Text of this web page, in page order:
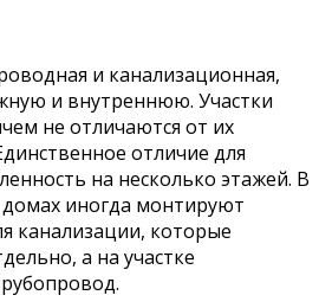
и канализационная,
и внутреннюю. Участки
не отличаются от их
отличие для
на несколько этажей. В
иногда монтируют
канализации, которые
а на участке